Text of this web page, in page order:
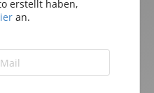
erstellt haben,
an.